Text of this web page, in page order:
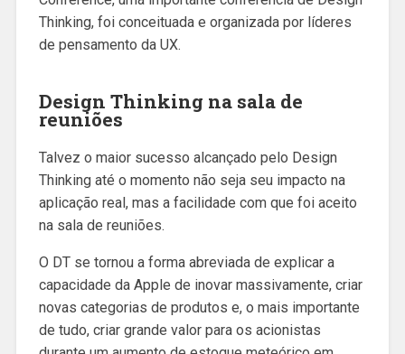
Thinking, foi conceituada e organizada por líderes
de pensamento da UX.
Design Thinking na sala de
reuniões
Talvez o maior sucesso alcançado pelo Design
Thinking até o momento não seja seu impacto na
aplicação real, mas a facilidade com que foi aceito
na sala de reuniões.
O DT se tornou a forma abreviada de explicar a
capacidade da Apple de inovar massivamente, criar
novas categorias de produtos e, o mais importante
de tudo, criar grande valor para os acionistas